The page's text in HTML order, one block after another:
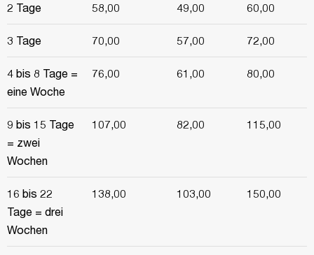
2 Tage 58,00 49,00 60,00
3 Tage 70,00 57,00 72,00
4 bis 8 Tage =
eine Woche
76,00 61,00 80,00
9 bis 15 Tage
= zwei
Wochen
107,00 82,00 115,00
16 bis 22
Tage = drei
Wochen
138,00 103,00 150,00